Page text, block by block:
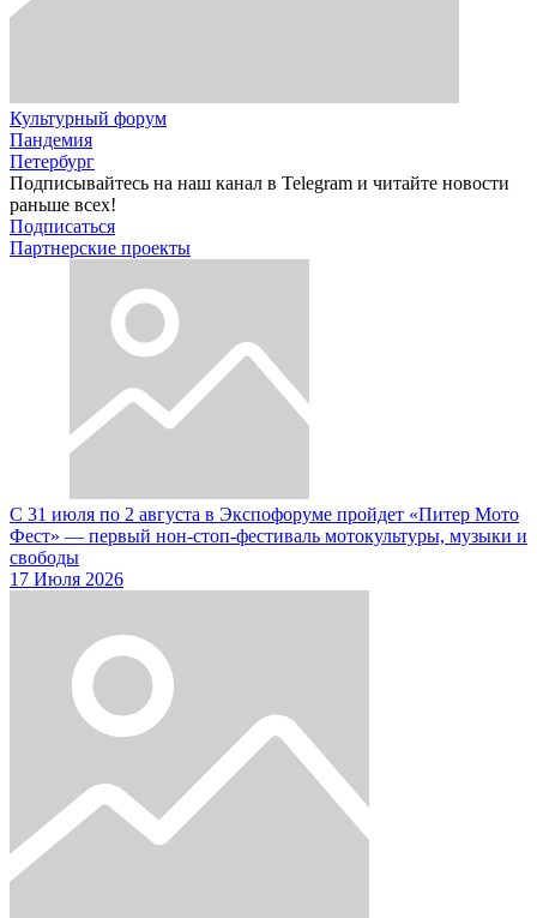
Культурный форум
Пандемия
Петербург
Подписывайтесь на наш канал в Telegram и читайте новости
раньше всех!
Подписаться
Партнерские проекты
С 31 июля по 2 августа в Экспофоруме пройдет «Питер Мото
Фест» — первый нон-стоп-фестиваль мотокультуры, музыки и
свободы
17 Июля 2026